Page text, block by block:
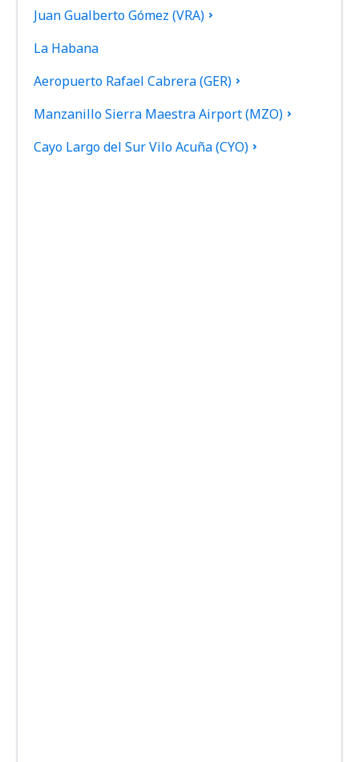
Juan Gualberto Gómez (VRA)
La Habana
Aeropuerto Rafael Cabrera (GER)
Manzanillo Sierra Maestra Airport (MZO)
Cayo Largo del Sur Vilo Acuña (CYO)